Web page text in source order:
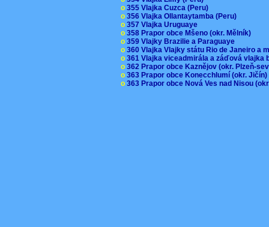
o 355 Vlajka Cuzca (Peru)
o 356 Vlajka Ollantaytamba (Peru)
o 357 Vlajka Uruguaye
o 358 Prapor obce Mšeno (okr. Mělník)
o 359 Vlajky Brazilie a Paraguaye
o 360 Vlajka Vlajky státu Rio de Janeiro a
o 361 Vlajka viceadmirála a záďová
o 362 Prapor obce Kaznějov (okr. Plzeň-
o 363 Prapor obce Konecchlumí (okr.
o 363 Prapor obce Nová Ves nad Nisou